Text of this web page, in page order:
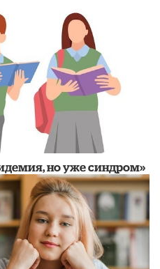
но уже синдром»